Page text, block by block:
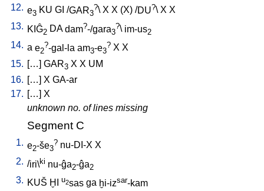
12. e3 KU GI /GAR3
?\X X (X) /DU?\X X
13. KIĜ2 DA dam?-/gara3
?\ im-us2
14. a e2
?-gal-la am3-e3
? X X
15. […] GAR3 X X UM
16. […] X GA-ar
17. […] X
unknown no. of lines missing
Segment C
1. e2-še3
? nu-DI-X X
2. /iri\ki nu-ĝa2-ĝa2
3. KUŠ ḪI u2sas ga ḫi-izsar-kam